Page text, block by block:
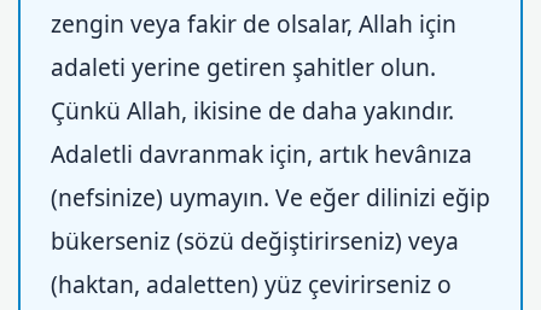
zengin veya fakir de olsalar, Allah için
adaleti yerine getiren şahitler olun.
Çünkü Allah, ikisine de daha yakındır.
Adaletli davranmak için, artık hevânıza
(nefsinize) uymayın. Ve eğer dilinizi eğip
bükerseniz (sözü değiştirirseniz) veya
(haktan, adaletten) yüz çevirirseniz o